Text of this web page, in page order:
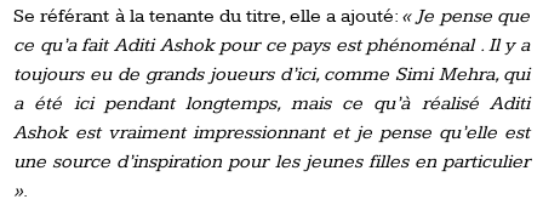
Se référant à la tenante du titre, elle a ajouté: « Je pense que
ce qu’a faitAditi Ashokpour ce pays est phénoménal . Il y a
toujours eu de grands joueurs d’ici, comme Simi Mehra, qui
a été ici pendant longtemps, mais ce qu’à réalisé Aditi
Ashokest vraiment impressionnant et je pense qu’elle est
une source d’inspiration pour les jeunes filles en particulier
».